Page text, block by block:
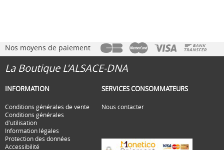
Nos moyens de paiement
La Boutique L'ALSACE-DNA
INFORMATION
Conditions générales de vente
Conditions générales
d'utilisation
Information légales
Protection des données
Accessibilité
SERVICES CONSOMMATEURS
Nous contacter